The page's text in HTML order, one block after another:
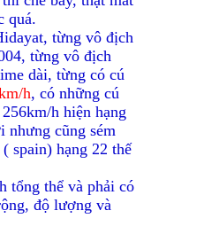
quá.
từng vô địch
từng vô địch
dài, từng có cú
h, có những cú
h hiện hạng
nhưng cũng sém
spain) hạng 22 thế
tổng thể và phải có
độ lượng và